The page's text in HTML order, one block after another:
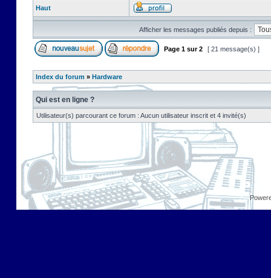
Haut
Afficher les messages publiés depuis :
Page 1 sur2 [ 21 message(s) ]
Index du forum » Hardware
Qui est en ligne ?
Utilisateur(s) parcourant ce forum : Aucun utilisateur inscrit et 4 invité(s)